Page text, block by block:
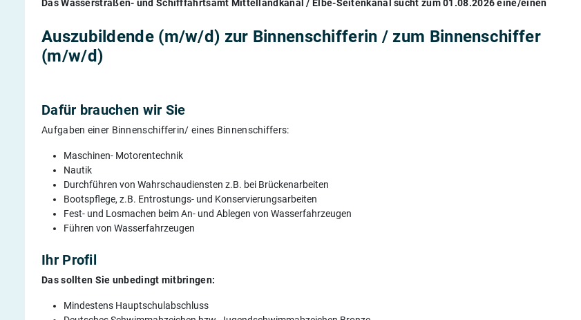
Das Wasserstraßen- und Schifffahrtsamt Mittellandkanal / Elbe-Seitenkanal sucht zum 01.08.2026 eine/einen
Auszubildende (m/w/d) zur Binnenschifferin / zum Binnenschiffer
(m/w/d)
Dafür brauchen wir Sie
Aufgaben einer Binnenschifferin/ eines Binnenschiffers:
Maschinen- Motorentechnik
Nautik
Durchführen von Wahrschaudiensten z.B. bei Brückenarbeiten
Bootspflege, z.B. Entrostungs- und Konservierungsarbeiten
Fest- und Losmachen beim An- und Ablegen von Wasserfahrzeugen
Führen von Wasserfahrzeugen
Ihr Profil
Das sollten Sie unbedingt mitbringen:
Mindestens Hauptschulabschluss